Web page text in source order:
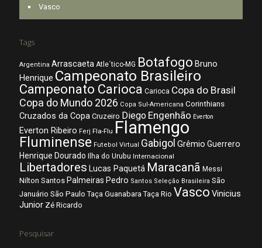
Vasco
Tags
Argentina Arrascaeta Atle´tico-MG Botafogo Bruno
Henrique Campeonato Brasileiro
Campeonato Carioca Carioca Copa do Brasil
Copa do Mundo 2026 Copa Sul-Americana Corinthians
Cruzados da Copa Cruzeiro Diego Engenhão Everton
Everton Ribeiro Ferj Fla-Flu Flamengo
Fluminense Futebol Virtual Gabigol Grêmio Guerrero
Henrique Dourado Ilha do Urubu Internacional
Libertadores Lucas Paquetá Maracanã Messi
Nilton Santos Palmeiras Pedro Santos Seleção Brasileira São
Januário São Paulo Taça Guanabara Taça Rio Vasco Vinicius
Junior Zé Ricardo
Pesquisar